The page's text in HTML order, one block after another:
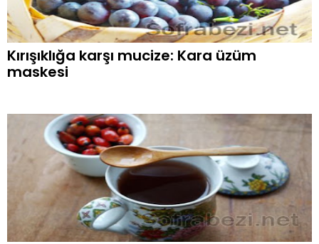
Kırışıklığa karşı mucize: Kara üzüm
maskesi